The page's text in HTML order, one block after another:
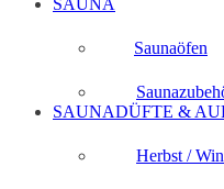
SAUNA
Saunaöfen
SAUNADÜFTE &
Herbst /